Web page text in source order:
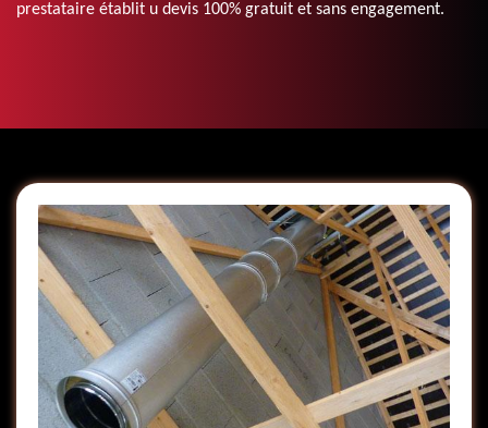
prestataire établit u devis 100% gratuit et sans engagement.